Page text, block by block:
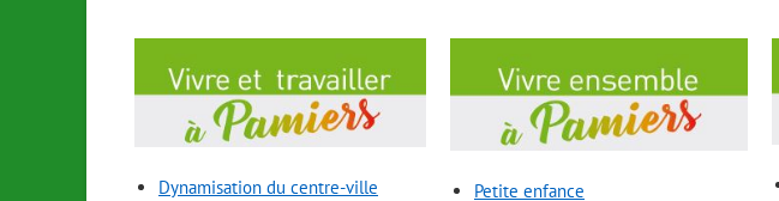
Dynamisation du centre-ville
Petite enfance